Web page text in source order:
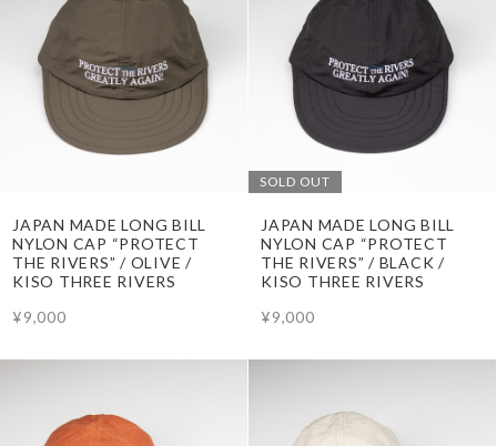
JAPAN MADE LONG BILL
NYLON CAP “PROTECT
THE RIVERS” / OLIVE /
KISO THREE RIVERS
¥9,000
SOLD OUT
JAPAN MADE LONG BILL
NYLON CAP “PROTECT
THE RIVERS” / BLACK /
KISO THREE RIVERS
¥9,000